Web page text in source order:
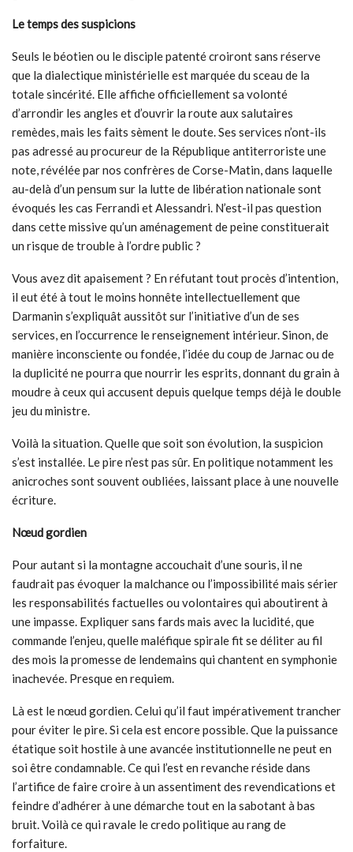
Le temps des suspicions
Seuls le béotien ou le disciple patenté croiront sans réserve
que la dialectique ministérielle est marquée du sceau de la
totale sincérité. Elle affiche officiellement sa volonté
d’arrondir les angles et d’ouvrir la route aux salutaires
remèdes, mais les faits sèment le doute. Ses services n’ont-ils
pas adressé au procureur de la République antiterroriste une
note, révélée par nos confrères de Corse-Matin, dans laquelle
au-delà d’un pensum sur la lutte de libération nationale sont
évoqués les cas Ferrandi et Alessandri. N’est-il pas question
dans cette missive qu’un aménagement de peine constituerait
un risque de trouble à l’ordre public ?
Vous avez dit apaisement ? En réfutant tout procès d’intention,
il eut été à tout le moins honnête intellectuellement que
Darmanin s’expliquât aussitôt sur l’initiative d’un de ses
services, en l’occurrence le renseignement intérieur. Sinon, de
manière inconsciente ou fondée, l’idée du coup de Jarnac ou de
la duplicité ne pourra que nourrir les esprits, donnant du grain à
moudre à ceux qui accusent depuis quelque temps déjà le double
jeu du ministre.
Voilà la situation. Quelle que soit son évolution, la suspicion
s’est installée. Le pire n’est pas sûr. En politique notamment les
anicroches sont souvent oubliées, laissant place à une nouvelle
écriture.
Nœud gordien
Pour autant si la montagne accouchait d’une souris, il ne
faudrait pas évoquer la malchance ou l’impossibilité mais sérier
les responsabilités factuelles ou volontaires qui aboutirent à
une impasse. Expliquer sans fards mais avec la lucidité, que
commande l’enjeu, quelle maléfique spirale fit se déliter au fil
des mois la promesse de lendemains qui chantent en symphonie
inachevée. Presque en requiem.
Là est le nœud gordien. Celui qu’il faut impérativement trancher
pour éviter le pire. Si cela est encore possible. Que la puissance
étatique soit hostile à une avancée institutionnelle ne peut en
soi être condamnable. Ce qui l’est en revanche réside dans
l’artifice de faire croire à un assentiment des revendications et
feindre d’adhérer à une démarche tout en la sabotant à bas
bruit. Voilà ce qui ravale le credo politique au rang de
forfaiture.